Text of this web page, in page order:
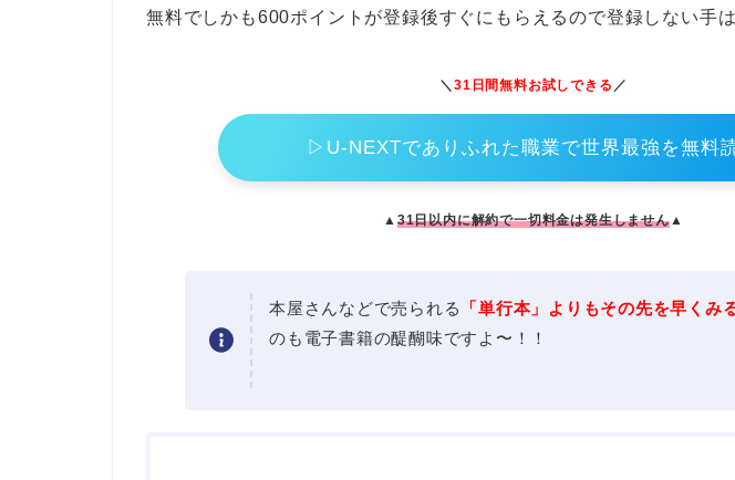
無料でしかも600ポイントが登録後すぐにもらえるので登録しない手
＼31日間無料お試しできる ／
▷U-NEXTでありふれた職業で世界最強を無料
▲ 31日以内に解約で一切料金は発生しません▲
本屋さんなどで売られる 「単行本」よりもその先を早くみ
のも電子書籍の醍醐味ですよ〜！！